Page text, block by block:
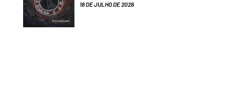
18 DE JULHO DE 2026